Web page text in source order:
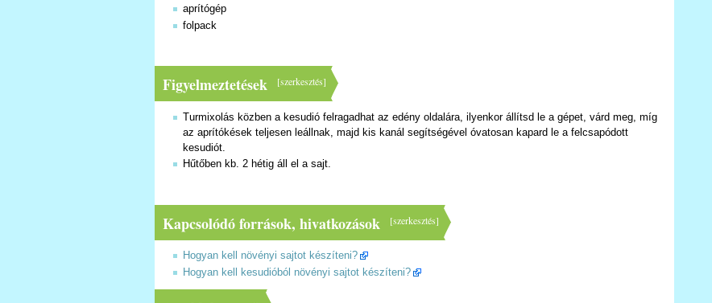
aprítógép
folpack
[szerkesztés]
Figyelmeztetések
Turmixolás közben a kesudió felragadhat az edény oldalára, ilyenkor állítsd le a gépet, várd meg, míg
az aprítókések teljesen leállnak, majd kis kanál segítségével óvatosan kapard le a felcsapódott
kesudiót.
Hűtőben kb. 2 hétig áll el a sajt.
[szerkesztés]
Kapcsolódó források, hivatkozások
Hogyan kell növényi sajtot készíteni?
Hogyan kell kesudióból növényi sajtot készíteni?